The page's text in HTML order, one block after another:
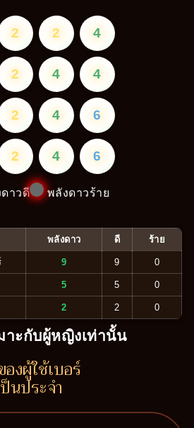
2 2 4
2 4 4
2 4 6
2 4 6
าวดี พลังดาวร้าย
พลังดาว ดี ร้าย
9 9 0
5 5 0
2 2 0
าะกับผู้หญิงเท่านั้น
งผู้ใช้เบอร์
นประจำ